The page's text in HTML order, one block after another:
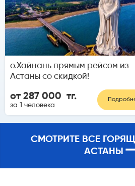
о.Хайнань прямым рейсом из
Астаны со скидкой!
от 287 000 тг.
за 1 человека
СМОТРИТЕ ВСЕ
АСТАНЫ